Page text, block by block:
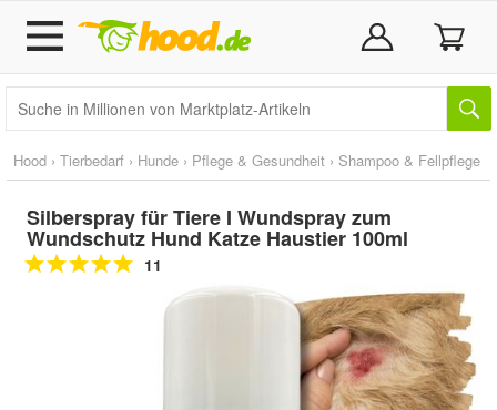
Hood › Tierbedarf › Hunde › Pflege & Gesundheit › Shampoo & Fellpflege
Silberspray für Tiere I Wundspray zum
Wundschutz Hund Katze Haustier 100ml
11